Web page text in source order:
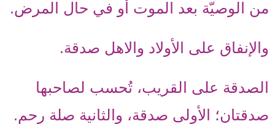
من الوصيّة بعد الموت أو في حال المرض.
والإنفاق على الأولاد والاهل صدقة.
الصدقة على القريب، تُحسب لصاحبها
صدقتان؛ الأولى صدقة، والثانية صلة رحم.